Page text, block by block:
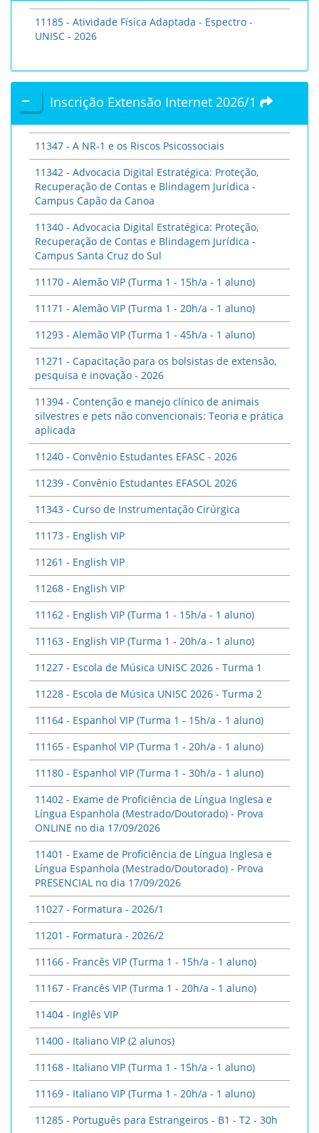
11185 - Atividade Física Adaptada - Espectro -
UNISC - 2026
Inscrição Extensão Internet 2026/1
11347 - A NR-1 e os Riscos Psicossociais
11342 - Advocacia Digital Estratégica: Proteção,
Recuperação de Contas e Blindagem Jurídica -
Campus Capão da Canoa
11340 - Advocacia Digital Estratégica: Proteção,
Recuperação de Contas e Blindagem Jurídica -
Campus Santa Cruz do Sul
11170 - Alemão VIP (Turma 1 - 15h/a - 1 aluno)
11171 - Alemão VIP (Turma 1 - 20h/a - 1 aluno)
11293 - Alemão VIP (Turma 1 - 45h/a - 1 aluno)
11271 - Capacitação para os bolsistas de extensão,
pesquisa e inovação - 2026
11394 - Contenção e manejo clínico de animais
silvestres e pets não convencionais: Teoria e prática
aplicada
11240 - Convênio Estudantes EFASC - 2026
11239 - Convênio Estudantes EFASOL 2026
11343 - Curso de Instrumentação Cirúrgica
11173 - English VIP
11261 - English VIP
11268 - English VIP
11162 - English VIP (Turma 1 - 15h/a - 1 aluno)
11163 - English VIP (Turma 1 - 20h/a - 1 aluno)
11227 - Escola de Música UNISC 2026 - Turma 1
11228 - Escola de Música UNISC 2026 - Turma 2
11164 - Espanhol VIP (Turma 1 - 15h/a - 1 aluno)
11165 - Espanhol VIP (Turma 1 - 20h/a - 1 aluno)
11180 - Espanhol VIP (Turma 1 - 30h/a - 1 aluno)
11402 - Exame de Proficiência de Língua Inglesa e
Língua Espanhola (Mestrado/Doutorado) - Prova
ONLINE no dia 17/09/2026
11401 - Exame de Proficiência de Língua Inglesa e
Língua Espanhola (Mestrado/Doutorado) - Prova
PRESENCIAL no dia 17/09/2026
11027 - Formatura - 2026/1
11201 - Formatura - 2026/2
11166 - Francês VIP (Turma 1 - 15h/a - 1 aluno)
11167 - Francês VIP (Turma 1 - 20h/a - 1 aluno)
11404 - Inglês VIP
11400 - Italiano VIP (2 alunos)
11168 - Italiano VIP (Turma 1 - 15h/a - 1 aluno)
11169 - Italiano VIP (Turma 1 - 20h/a - 1 aluno)
11285 - Português para Estrangeiros - B1 - T2 - 30h